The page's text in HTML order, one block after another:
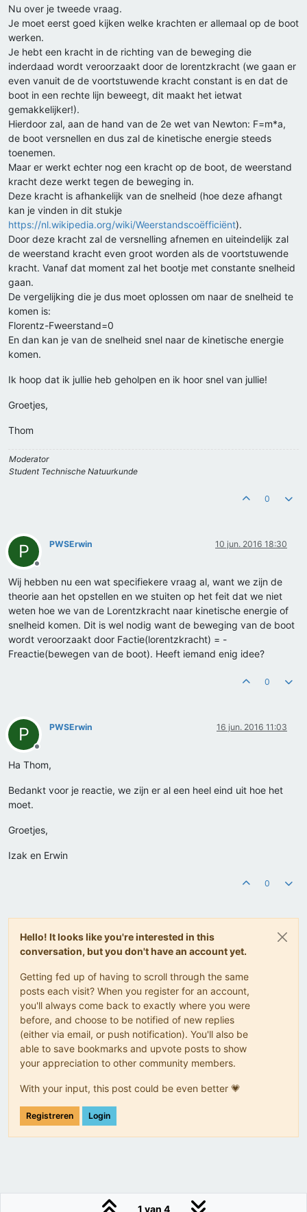
Nu over je tweede vraag.
Je moet eerst goed kijken welke krachten er allemaal op de boot
werken.
Je hebt een kracht in de richting van de beweging die
inderdaad wordt veroorzaakt door de lorentzkracht (we gaan er
even vanuit de de voortstuwende kracht constant is en dat de
boot in een rechte lijn beweegt, dit maakt het ietwat
gemakkelijker!).
Hierdoor zal, aan de hand van de 2e wet van Newton: F=m*a,
de boot versnellen en dus zal de kinetische energie steeds
toenemen.
Maar er werkt echter nog een kracht op de boot, de weerstand
kracht deze werkt tegen de beweging in.
Deze kracht is afhankelijk van de snelheid (hoe deze afhangt
kan je vinden in dit stukje
https://nl.wikipedia.org/wiki/Weerstandscoëfficiënt).
Door deze kracht zal de versnelling afnemen en uiteindelijk zal
de weerstand kracht even groot worden als de voortstuwende
kracht. Vanaf dat moment zal het bootje met constante snelheid
gaan.
De vergelijking die je dus moet oplossen om naar de snelheid te
komen is:
Florentz-Fweerstand=0
En dan kan je van de snelheid snel naar de kinetische energie
komen.
Ik hoop dat ik jullie heb geholpen en ik hoor snel van jullie!
Groetjes,
Thom
Moderator
Student Technische Natuurkunde
0
P
Offline
PWSErwin 10 jun. 2016 18:30
Wij hebben nu een wat specifiekere vraag al, want we zijn de
theorie aan het opstellen en we stuiten op het feit dat we niet
weten hoe we van de Lorentzkracht naar kinetische energie of
snelheid komen. Dit is wel nodig want de beweging van de boot
wordt veroorzaakt door Factie(lorentzkracht) = -
Freactie(bewegen van de boot). Heeft iemand enig idee?
0
P
Offline
PWSErwin 16 jun. 2016 11:03
Ha Thom,
Bedankt voor je reactie, we zijn er al een heel eind uit hoe het
moet.
Groetjes,
Izak en Erwin
0
Hello! It looks like you're interested in this
conversation, but you don't have an account yet.
Getting fed up of having to scroll through the same
posts each visit? When you register for an account,
you'll always come back to exactly where you were
before, and choose to be notified of new replies
(either via email, or push notification). You'll also be
able to save bookmarks and upvote posts to show
your appreciation to other community members.
With your input, this post could be even better 💗
Registreren Login
1 van 4